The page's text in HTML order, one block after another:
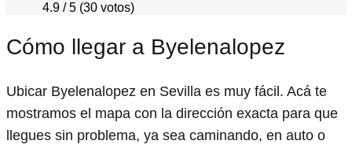
4.9 / 5 (30 votos)
Cómo llegar a Byelenalopez
Ubicar Byelenalopez en Sevilla es muy fácil. Acá te
mostramos el mapa con la dirección exacta para que
llegues sin problema, ya sea caminando, en auto o